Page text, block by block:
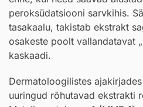
peroksüdatsiooni sarvkihis.
tasakaalu, takistab ekstrakt
osakeste poolt vallandatavat
kaskaadi.
Dermatoloogilistes
uuringud rõhutavad ekstrakti